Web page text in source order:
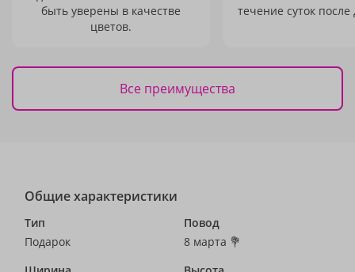
быть уверены в качестве
цветов.
течение суток после
Все преимущества
Общие характеристики
Тип
Подарок
Повод
8 марта 💐